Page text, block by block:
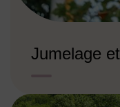
Jumelage